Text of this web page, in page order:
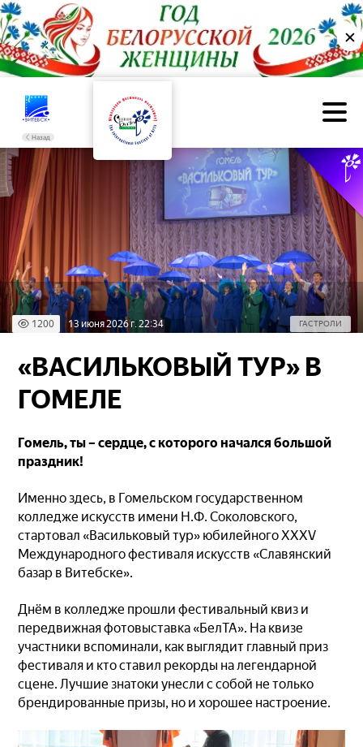
✕
Назад
1200 13 июня 2026 г. 22:34 ГАСТРОЛИ
«ВАСИЛЬКОВЫЙ ТУР» В
ГОМЕЛЕ
Гомель, ты – сердце, с которого начался большой
праздник!
Именно здесь, в Гомельском государственном
колледже искусств имени Н.Ф. Соколовского,
стартовал «Васильковый тур» юбилейного XXXV
Международного фестиваля искусств «Славянский
базар в Витебске».
Днём в колледже прошли фестивальный квиз и
передвижная фотовыставка «БелТА». На квизе
участники вспоминали, как выглядит главный приз
фестиваля и кто ставил рекорды на легендарной
сцене. Лучшие знатоки унесли с собой не только
брендированные призы, но и хорошее настроение.